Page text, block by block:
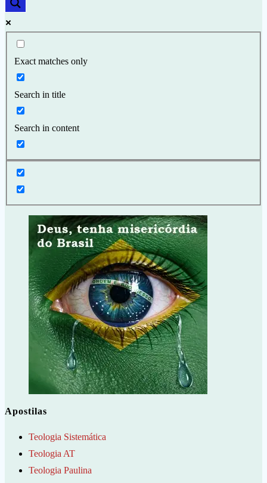
Exact matches only
Search in title
Search in content
Apostilas
Teologia Sistemática
Teologia AT
Teologia Paulina